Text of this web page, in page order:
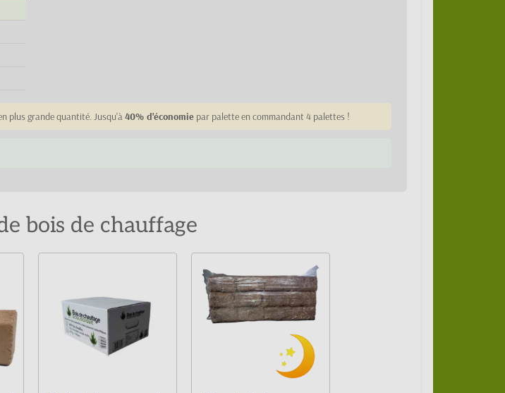
plus grande quantité. Jusqu'à40% d'économie par palette en commandant 4 palettes !
bois de chauffage